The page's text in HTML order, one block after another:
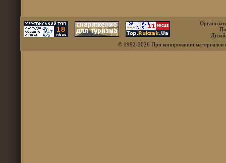
© 1992-2026 При копировании материалов